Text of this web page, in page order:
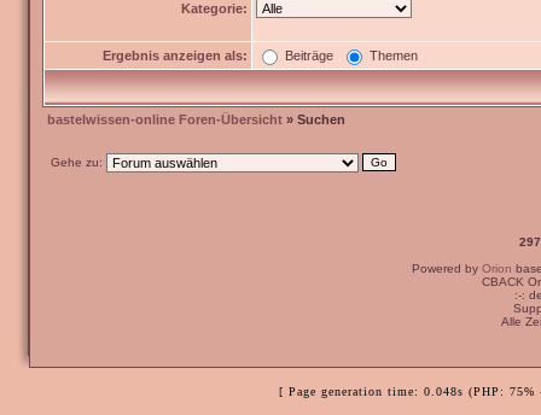
Kategorie:
Ergebnis anzeigen als: Beiträge Themen
bastelwissen-online Foren-Übersicht » Suchen
Gehe zu:
Powered by Orion
CBACK
:-:
Alle
[ Page generation time: 0.048s (PHP: